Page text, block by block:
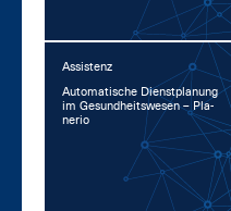
Assistenz
Au­to­ma­ti­sche Dienst­pla­nung
im Ge­sund­heits­we­sen – Pla­
ne­rio